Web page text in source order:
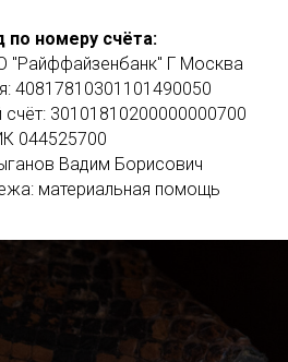
по номеру счёта:
"Райффайзенбанк" Г Москва
40817810301101490050
счёт: 30101810200000000700
044525700
Вадим Борисович
материальная помощь